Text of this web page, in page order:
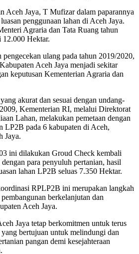
Aceh Jaya, T Mufizar dalam paparannya
penggunaan lahan di Aceh Jaya.
Agraria dan Tata Ruang tahun
12.000 Hektar.
ulang pada tahun 2019/2020,
Aceh Jaya menjadi sekitar
keputusan Kementerian Agraria dan
akurat dan sesuai dengan undang-
Kementerian RI, melalui Direktorat
Lahan, melakukan pemetaan dengan
LP2B pada 6 kabupaten di Aceh,
Jaya.
ini dilakukan Groud Check kembali
para penyuluh pertanian, hasil
lahan LP2B seluas 7.350 Hektar.
RPLP2B ini merupakan langkah
berkelanjutan dan
Aceh Jaya.
Jaya tetap berkomitmen untuk terus
bertujuan untuk melindungi dan
pangan demi kesejahteraan